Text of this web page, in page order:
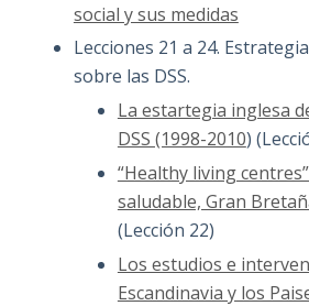
social y sus medidas
Lecciones 21 a 24.
sobre las DSS.
La estartegia inglesa
DSS (1998-2010)
“Healthy living
saludable, Gran
(Lección 22)
Los estudios e
Escandinavia y los